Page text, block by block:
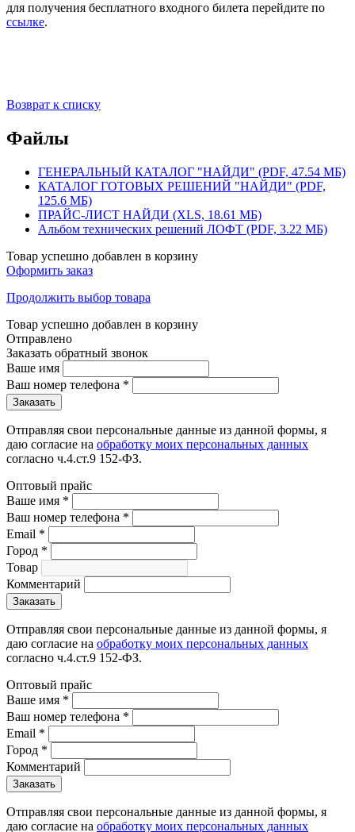
для получения бесплатного входного билета перейдите по
ссылке.
Возврат к списку
Файлы
ГЕНЕРАЛЬНЫЙ КАТАЛОГ "НАЙДИ" (PDF, 47.54 МБ)
КАТАЛОГ ГОТОВЫХ РЕШЕНИЙ "НАЙДИ" (PDF,
125.6 МБ)
ПРАЙС-ЛИСТ НАЙДИ (XLS, 18.61 МБ)
Альбом технических решений ЛОФТ (PDF, 3.22 МБ)
Товар успешно добавлен в корзину
Оформить заказ
Продолжить выбор товара
Товар успешно добавлен в корзину
Отправлено
Заказать обратный звонок
Ваше имя
Ваш номер телефона *
Отправляя свои персональные данные из данной формы, я
даю согласие на обработку моих персональных данных
согласно ч.4.ст.9 152-ФЗ.
Оптовый прайс
Ваше имя *
Ваш номер телефона *
Email *
Город *
Товар
Комментарий
Отправляя свои персональные данные из данной формы, я
даю согласие на обработку моих персональных данных
согласно ч.4.ст.9 152-ФЗ.
Оптовый прайс
Ваше имя *
Ваш номер телефона *
Email *
Город *
Комментарий
Отправляя свои персональные данные из данной формы, я
даю согласие на обработку моих персональных данных